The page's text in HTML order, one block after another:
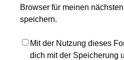
Browser für meinen
speichern.
Mit der Nutzung dieses
dich mit der Speicherung